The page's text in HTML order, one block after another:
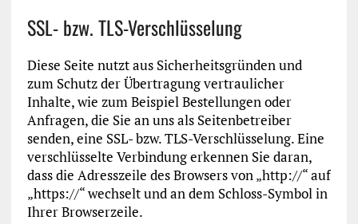
SSL- bzw. TLS-Verschlüsselung
Diese Seite nutzt aus Sicherheitsgründen und
zum Schutz der Übertragung vertraulicher
Inhalte, wie zum Beispiel Bestellungen oder
Anfragen, die Sie an uns als Seitenbetreiber
senden, eine SSL- bzw. TLS-Verschlüsselung. Eine
verschlüsselte Verbindung erkennen Sie daran,
dass die Adresszeile des Browsers von „http://“ auf
„https://“ wechselt und an dem Schloss-Symbol in
Ihrer Browserzeile.